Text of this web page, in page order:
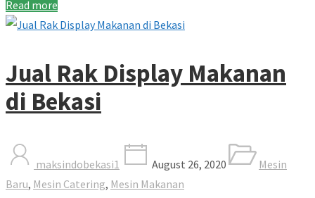
Read more
Jual Rak Display Makanan
di Bekasi
maksindobekasi1 August 26, 2020
Mesin
Baru, Mesin Catering, Mesin Makanan